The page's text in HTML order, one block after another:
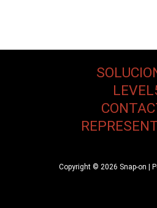
Copyright © 2026 Snap-on |